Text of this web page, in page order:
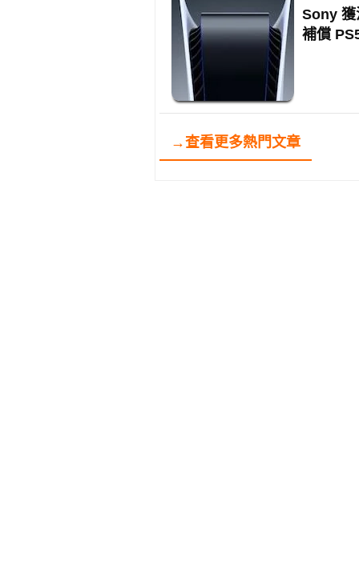
Sony
補償
→查看更多熱門文章